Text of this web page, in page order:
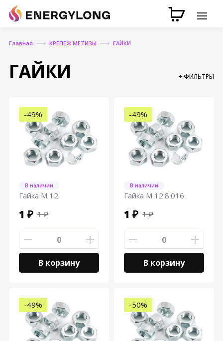
Главная КРЕПЕЖ МЕТИЗЫ ГАЙКИ
ГАЙКИ + ФИЛЬТРЫ
-49%
В наличии
Гайка М 12
1 ₽ 1 ₽
В корзину
-49%
В наличии
Гайка М 12.8.016
1 ₽ 1 ₽
В корзину
-49% -50%